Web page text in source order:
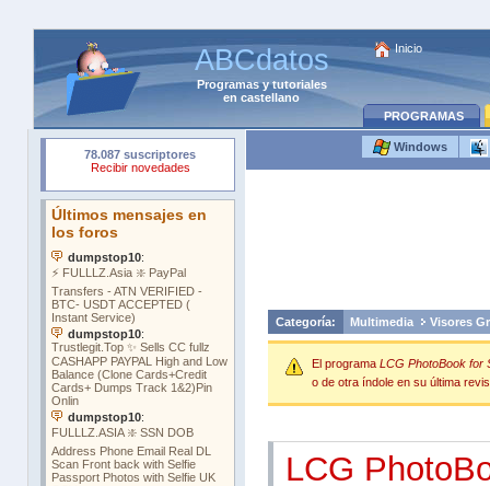
ABCdatos
Programasytutoriales
en castellano
Inicio
PROGRAMAS
Windows
Categoría: Multimedia Visores
El programa LCG PhotoBook for
o de otra índole en su última
LCG